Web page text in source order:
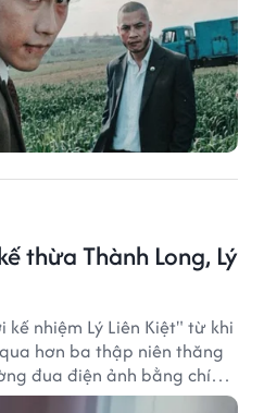
thừa Thành Long, Lý
nhiệm Lý Liên Kiệt" từ khi
hơn ba thập niên thăng
đua điện ảnh bằng chính